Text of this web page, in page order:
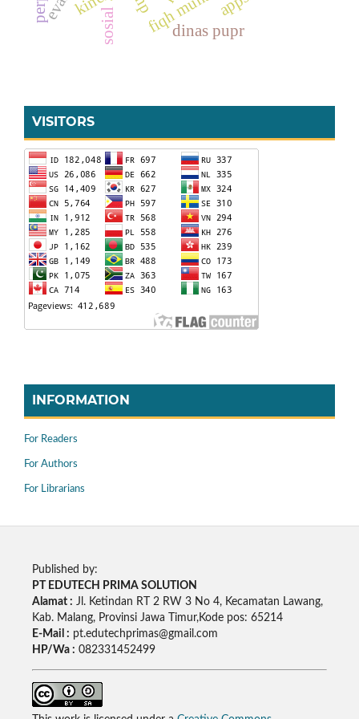
dinas pupr
sosial
VISITORS
INFORMATION
For Readers
For Authors
For Librarians
Published by:
PT EDUTECH PRIMA SOLUTION
Alamat : Jl. Ketindan RT 2 RW 3 No 4, Kecamatan Lawang,
Kab. Malang, Provinsi Jawa Timur,Kode pos: 65214
E-Mail : pt.edutechprimas@gmail.com
HP/Wa : 082331452499